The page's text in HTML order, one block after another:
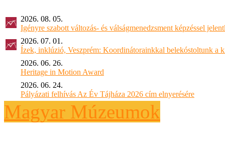
2026. 08. 05.
Igényre szabott változás- és válságmenedzsment képzéssel
2026. 07. 01.
Ízek, inklúzió, Veszprém: Koordinátorainkkal belekóstoltunk a
2026. 06. 26.
Heritage in Motion Award
2026. 06. 24.
Pályázati felhívás Az Év Tájháza 2026 cím elnyerésére
Magyar Múzeumok